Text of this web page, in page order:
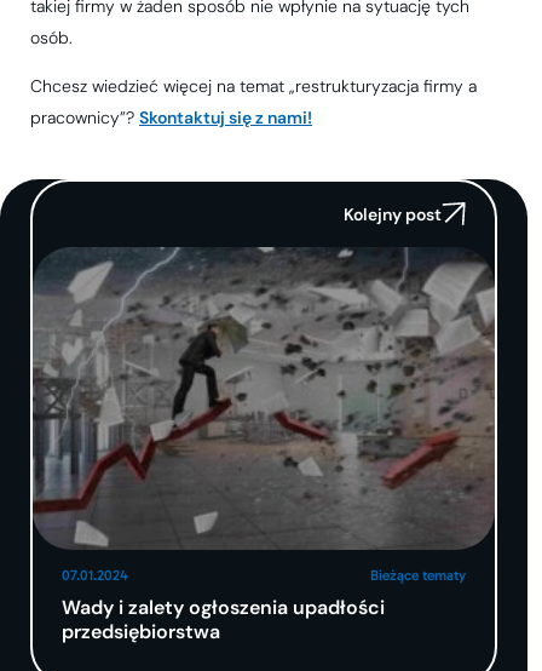
takiej firmy w żaden sposób nie wpłynie na sytuację tych
osób.
Chcesz wiedzieć więcej na temat „restrukturyzacja firmy a
pracownicy”? Skontaktuj się z nami!
Kolejny post
07.01.2024 Bieżące tematy
Wady i zalety ogłoszenia upadłości
przedsiębiorstwa